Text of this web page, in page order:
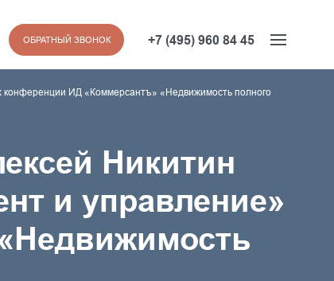
+7 (495) 960 84 45
ОБРАТНЫЙ ЗВОНОК
конференции ИД «Коммерсантъ» «Недвижимость полного
Никитин
и управление»